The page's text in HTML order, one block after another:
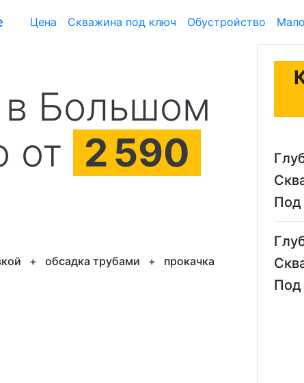
Цена Скважина под ключ Обустройство
Большом
от 2590
+ обсадка трубами +
прокачка
Под
Под